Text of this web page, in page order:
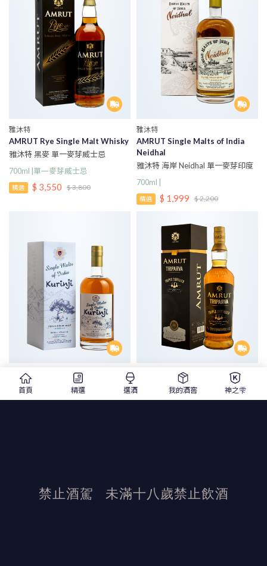
雅沐特
AMRUT Rye Single Malt Whisky
雅沐特 黑麥 單一麥芽威士忌
700ml |單一麥芽威士忌
精選 $ 3,550 $ 3,800
雅沐特
AMRUT Single Malts of India
Neidhal
雅沐特 海岸 Neidhal 單一麥芽印度
700ml |
精選 $ 1,999 $ 2,200
雅沐特
Single Malts of India Kurinji
Indian Single Malt Whisky 46%
Amrut Triparva 50% Single Malt
Indian Whisky
雅沐特Amrut三次蒸餾Triparva單一
首頁 精選 選酒 我的酒窖 神之雫
禁止酒駕 未滿十八歲禁止飲酒